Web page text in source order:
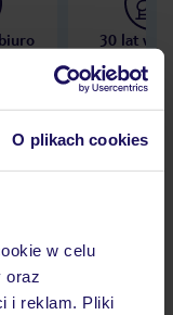
O plikach cookies
w celu
oraz
i reklam. Pliki
30 lat w